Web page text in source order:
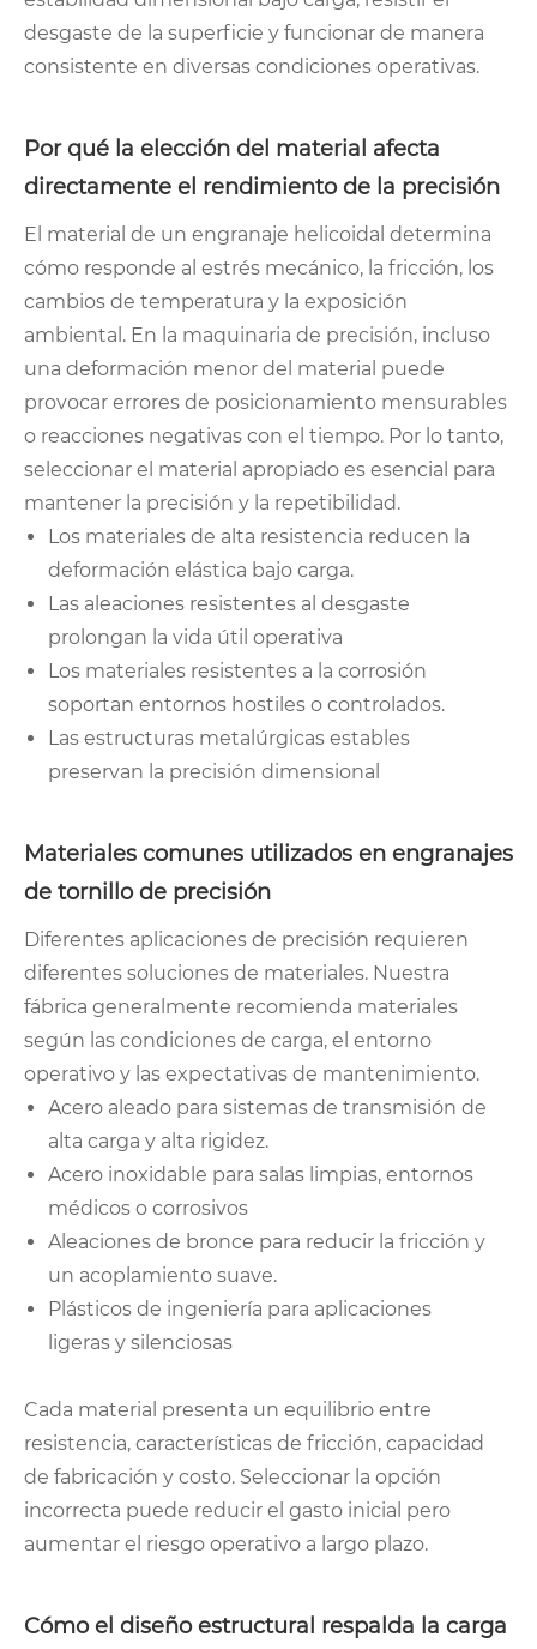
desgaste de la superficie y funcionar de manera
consistente en diversas condiciones operativas.
Por qué la elección del material afecta
directamente el rendimiento de la precisión
El material de un engranaje helicoidal determina
cómo responde al estrés mecánico, la fricción, los
cambios de temperatura y la exposición
ambiental. En la maquinaria de precisión, incluso
una deformación menor del material puede
provocar errores de posicionamiento mensurables
o reacciones negativas con el tiempo. Por lo tanto,
seleccionar el material apropiado es esencial para
mantener la precisión y la repetibilidad.
Los materiales de alta resistencia reducen la
deformación elástica bajo carga.
Las aleaciones resistentes al desgaste
prolongan la vida útil operativa
Los materiales resistentes a la corrosión
soportan entornos hostiles o controlados.
Las estructuras metalúrgicas estables
preservan la precisión dimensional
Materiales comunes utilizados en engranajes
de tornillo de precisión
Diferentes aplicaciones de precisión requieren
diferentes soluciones de materiales. Nuestra
fábrica generalmente recomienda materiales
según las condiciones de carga, el entorno
operativo y las expectativas de mantenimiento.
Acero aleado para sistemas de transmisión de
alta carga y alta rigidez.
Acero inoxidable para salas limpias, entornos
médicos o corrosivos
Aleaciones de bronce para reducir la fricción y
un acoplamiento suave.
Plásticos de ingeniería para aplicaciones
ligeras y silenciosas
Cada material presenta un equilibrio entre
resistencia, características de fricción, capacidad
de fabricación y costo. Seleccionar la opción
incorrecta puede reducir el gasto inicial pero
aumentar el riesgo operativo a largo plazo.
Cómo el diseño estructural respalda la carga